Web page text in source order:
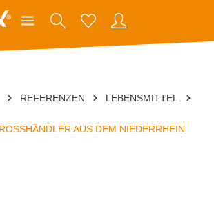
REFERENZEN LEBENSMITTEL
AUS DEM NIEDERRHEIN